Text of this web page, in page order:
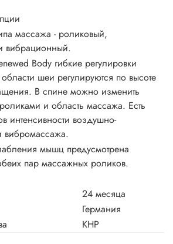
массажа - роликовый,
вибрационный.
Body гибкие регулировки
шеи регулируются по высоте
В спине можно изменить
и область массажа. Есть
интенсивности воздушно-
вибромассажа.
мышц предусмотрена
пар массажных роликов.
24 месяца
Германия
КНР